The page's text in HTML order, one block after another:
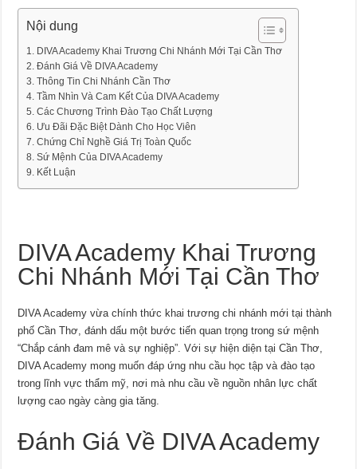
Nội dung
DIVA Academy Khai Trương Chi Nhánh Mới Tại Cần Thơ
Đánh Giá Về DIVA Academy
Thông Tin Chi Nhánh Cần Thơ
Tầm Nhìn Và Cam Kết Của DIVA Academy
Các Chương Trình Đào Tạo Chất Lượng
Ưu Đãi Đặc Biệt Dành Cho Học Viên
Chứng Chỉ Nghề Giá Trị Toàn Quốc
Sứ Mệnh Của DIVA Academy
Kết Luận
DIVA Academy Khai Trương
Chi Nhánh Mới Tại Cần Thơ
DIVA Academy vừa chính thức khai trương chi nhánh mới tại thành
phố Cần Thơ, đánh dấu một bước tiến quan trọng trong sứ mệnh
“Chắp cánh đam mê và sự nghiệp”. Với sự hiện diện tại Cần Thơ,
DIVA Academy mong muốn đáp ứng nhu cầu học tập và đào tạo
trong lĩnh vực thẩm mỹ, nơi mà nhu cầu về nguồn nhân lực chất
lượng cao ngày càng gia tăng.
Đánh Giá Về DIVA Academy